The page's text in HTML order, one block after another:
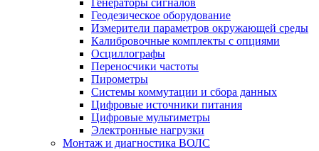
Генераторы сигналов
Геодезическое оборудование
Измерители параметров окружающей среды
Калибровочные комплекты с опциями
Осциллографы
Переносчики частоты
Пирометры
Системы коммутации и сбора данных
Цифровые источники питания
Цифровые мультиметры
Электронные нагрузки
Монтаж и диагностика ВОЛС